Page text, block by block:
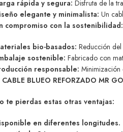
rápida y segura: Disfruta de la
elegante y minimalista: Un
compromiso con la sostenibilidad:
bio-basados: Reducción
sostenible: Fabricado con
responsable: Minimización
CABLE BLUEO REFORZADO
te pierdas estas otras ventajas:
en diferentes longitudes.